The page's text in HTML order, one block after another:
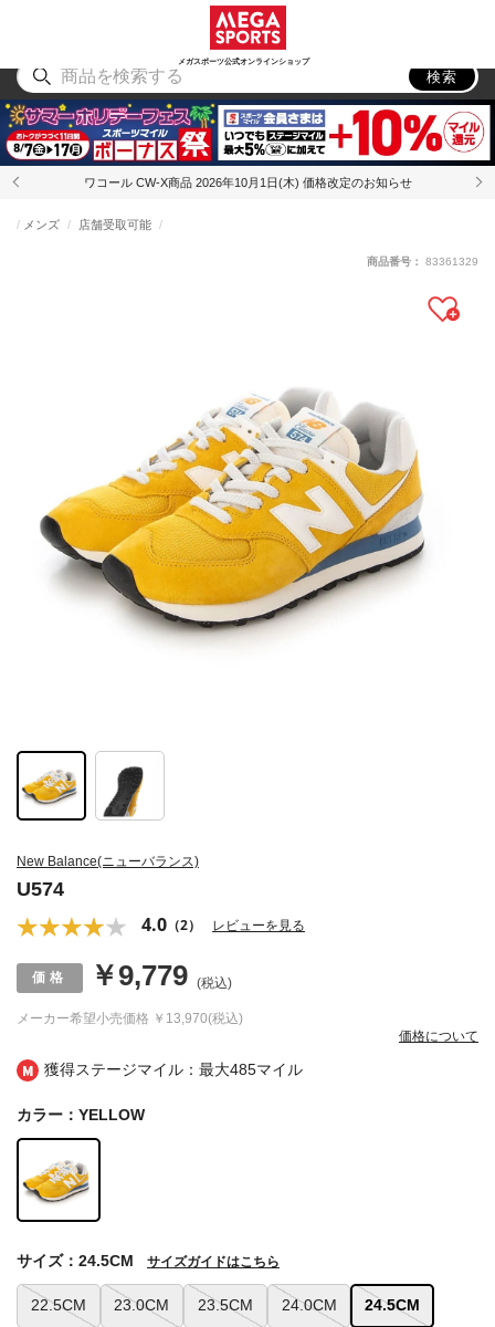
メガスポーツ公式オンラインショップ
アウトドア
検索
ワコール CW-X商品 2026年10月1日(木) 価格改定のお知らせ
獲得ステージマイル：最大485マイル
New Balance(ニューバランス)
U574
4.0 （2） レビューを見る
メンズ 店舗受取可能
メーカー希望小売価格 ￥13,970(税込)
￥9,779 (税込)
価格について
商品番号： 83361329
カラー：YELLOW
22.5CM 23.0CM 23.5CM 24.0CM 24.5CM
サイズ：24.5CM サイズガイドはこちら